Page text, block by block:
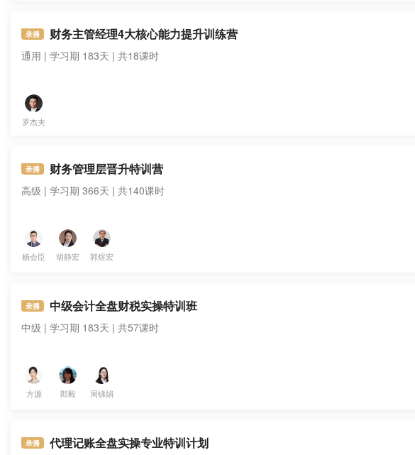
录播 财务主管经理4大核心能力提升训练营
通用 | 学习期 183天 | 共18课时
罗杰夫
录播 财务管理层晋升特训营
高级 | 学习期 366天 | 共140课时
杨会臣 胡静宏 郭煜宏
录播 中级会计全盘财税实操特训班
中级 | 学习期 183天 | 共57课时
方源 郎毅 周锑娟
录播 代理记账全盘实操专业特训计划